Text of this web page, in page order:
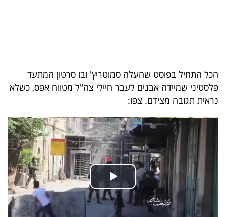
המילון
הכלכלי
פודקאסט
UNDER
40
שיתופי
הכל התחיל בפוסט שהעלה סמוטריץ' ובו סרטון המתעד
פלסטיני שמיידה אבנים לעבר חיילי צה"ל מטווח אפס, כשלא
נראית תגובה מצידם. צפו: